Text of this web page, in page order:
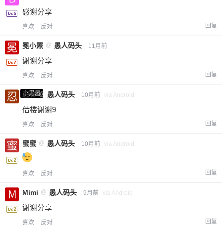
感谢分享
喜欢 反对 回复
冕小罴 @ 愚人码头 11月前
谢谢分享
喜欢 反对 回复
小黑屋
忍者 @ 愚人码头 10月前 via Android
借楼谢谢9
喜欢 反对 回复
蜜蜜 @ 愚人码头 10月前 via Android
喜欢 反对 回复
Mimi @ 愚人码头 9月前 via Android
谢谢分享
喜欢 反对 回复